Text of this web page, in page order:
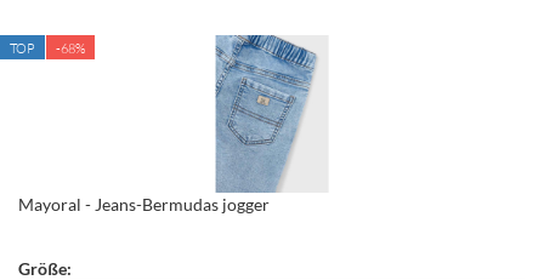
TOP -68%
Mayoral - Jeans-Bermudas jogger
Größe: